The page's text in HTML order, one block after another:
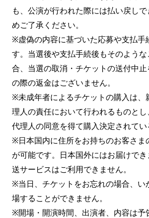
も、公演が行われた際には払い戻し
めご了承ください。
※虚偽の内容に基づいた応募や支払手
す。当選後や支払手続後もそのよう
合、当選の取消・チケットの送付中
の際の返金はございません。
※未成年者によるチケットの購入は、
理人の責任において行われるものと
代理人の同意を得て購入決定されてい
※日本国内に住所をお持ちのお客さま
が可能です。日本国外にはお届けで
送サービスはご利用できません。
※当日、チケットをお忘れの場合、い
場することができません。
※開場・開演時間、出演者、内容は予